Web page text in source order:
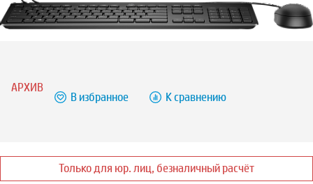
АРХИВ
В избранное К сравнению
Только для юр. лиц, безналичный расчёт